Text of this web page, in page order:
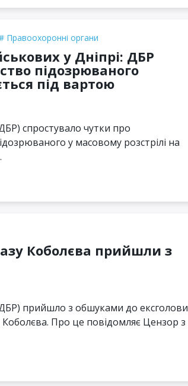
Правоохоронні органи
у Дніпрі: ДБР
підозрюваного
під вартою
спростувало чутки про
у масовому розстрілі на
Коболєва прийшли з
прийшло з обшуками до ексголови
Про це повідомляє Цензор з